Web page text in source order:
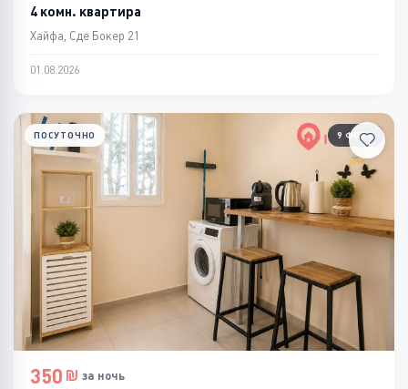
4 комн. квартира
Хайфа, Сде Бокер 21
01.08.2026
9 ФОТО
ПОСУТОЧНО
350
за ночь